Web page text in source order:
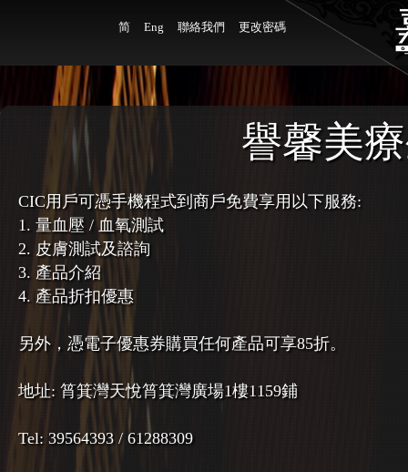
简 Eng 聯絡我們 更改密碼
譽馨美
CIC用戶可憑手機程式到商戶免費享用以下服務:
1. 量血壓 / 血氧測試
2. 皮膚測試及諮詢
3. 產品介紹
4. 產品折扣優惠
另外，憑電子優惠券購買任何產品可享85折。
地址: 筲箕灣天悅筲箕灣廣場1樓1159鋪
Tel: 39564393 / 61288309